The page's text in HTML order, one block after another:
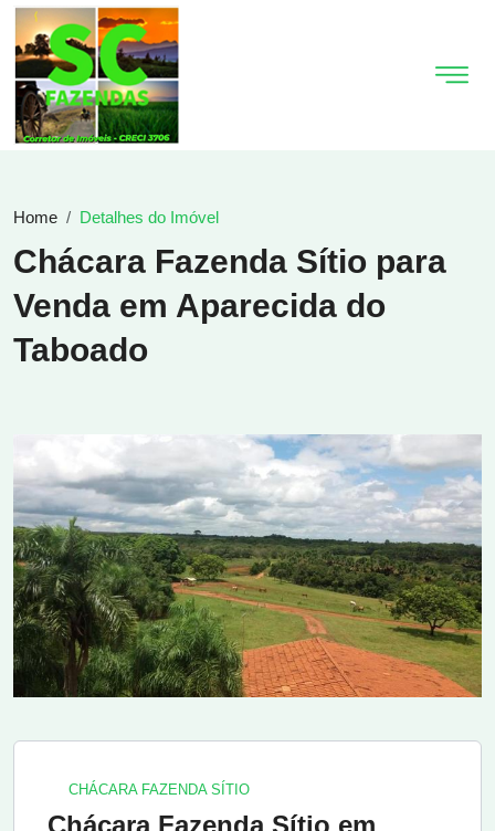
Home Detalhes do Imóvel
Chácara Fazenda Sítio para
Venda em Aparecida do
Taboado
CHÁCARA FAZENDA SÍTIO
Chácara Fazenda Sítio em